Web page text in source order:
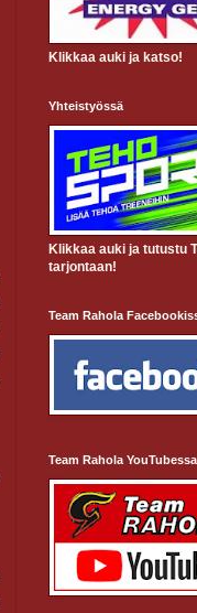
Klikkaa auki ja katso!
Yhteistyössä
Klikkaa auki ja tutustu
tarjontaan!
Team Rahola
Team Rahola YouTubessa